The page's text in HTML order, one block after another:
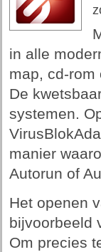
in alle
map, cd-rom
De
systemen.
manier
Autorun of
Het openen
bijvoorbeeld
Om precies